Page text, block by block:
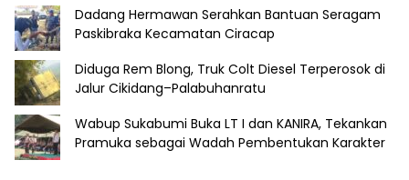
Dadang Hermawan Serahkan Bantuan Seragam
Paskibraka Kecamatan Ciracap
Diduga Rem Blong, Truk Colt Diesel Terperosok di
Jalur Cikidang–Palabuhanratu
Wabup Sukabumi Buka LT I dan KANIRA, Tekankan
Pramuka sebagai Wadah Pembentukan Karakter